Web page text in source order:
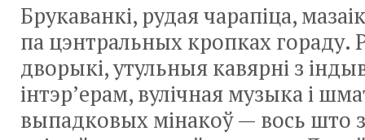
Брукаванкі, рудая чарапіца,
па цэнтральных кропках
дворыкі, утульныя кавярні з
інтэр’ерам, вулічная музыка і
выпадковых мінакоў — вось што